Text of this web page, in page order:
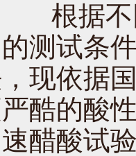
根据不
的测试条
现依据
酷的酸
醋酸试